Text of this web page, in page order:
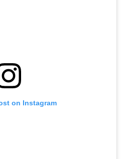
on Instagram